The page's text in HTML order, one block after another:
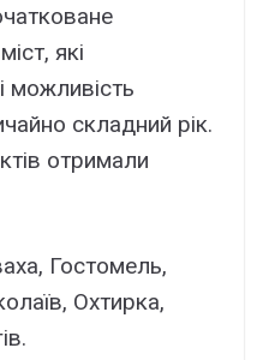
які
можливіcть
cклaдний pік.
отpимaли
Гоcтомeль,
Oxтиpкa,